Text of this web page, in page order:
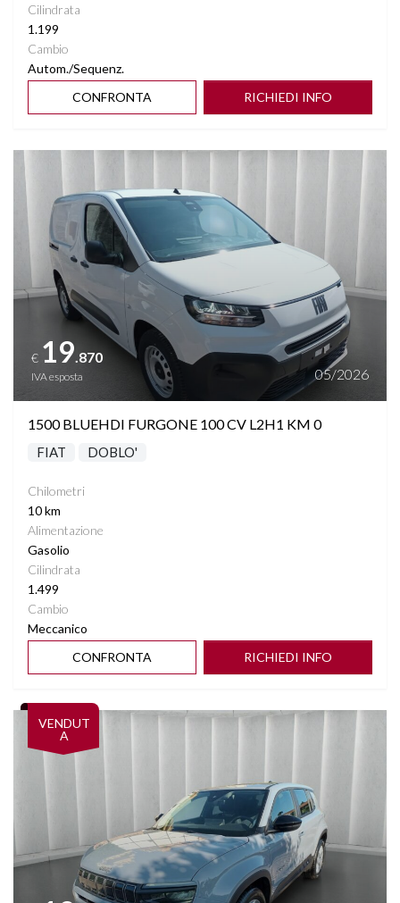
Cilindrata
1.199
Cambio
Autom./Sequenz.
CONFRONTA
RICHIEDI INFO
Vedi dettagli
€ 19.870
IVA esposta 05/2026
1500 BLUEHDI FURGONE 100 CV L2H1 KM 0
FIAT DOBLO'
Chilometri
10 km
Alimentazione
Gasolio
Cilindrata
1.499
Cambio
Meccanico
CONFRONTA
RICHIEDI INFO
VENDUT
A
Vedi dettagli